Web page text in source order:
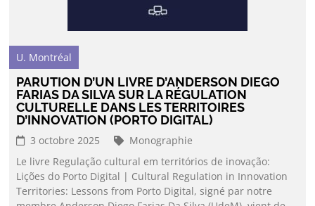
U. Montréal
PARUTION D’UN LIVRE D’ANDERSON DIEGO
FARIAS DA SILVA SUR LA RÉGULATION
CULTURELLE DANS LES TERRITOIRES
D’INNOVATION (PORTO DIGITAL)
3 octobre 2025
Monographie
Le livre Regulação cultural em territórios de inovação:
Lições do Porto Digital | Cultural Regulation in Innovation
Territories: Lessons from Porto Digital, signé par notre